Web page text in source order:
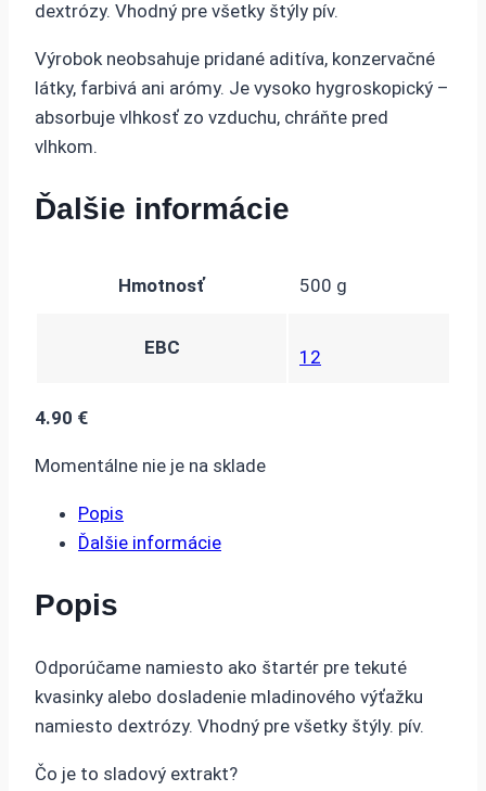
dextrózy. Vhodný pre všetky štýly pív.
Výrobok neobsahuje pridané aditíva, konzervačné
látky, farbivá ani arómy. Je vysoko hygroskopický –
absorbuje vlhkosť zo vzduchu, chráňte pred
vlhkom.
Ďalšie informácie
Hmotnosť 500 g
EBC 12
4.90 €
Momentálne nie je na sklade
Popis
Ďalšie informácie
Popis
Odporúčame namiesto ako štartér pre tekuté
kvasinky alebo dosladenie mladinového výťažku
namiesto dextrózy. Vhodný pre všetky štýly. pív.
Čo je to sladový extrakt?